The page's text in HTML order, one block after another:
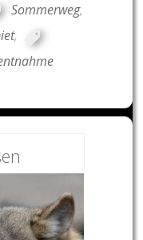
Sommerweg,
,